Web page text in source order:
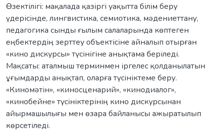
Өзектілігі: мақалада қазіргі уақытта білім беру
үдерісінде, лингвистика, семиотика, мəдениеттану,
педагогика сынды ғылым салаларында көптеген
еңбектердің зерттеу объектісіне айналып отырған
«кино дискурсы» түсінігіне анықтама беріледі.
Мақсаты: аталмыш терминмен іргелес қолданылатын
ұғымдарды анықтап, оларға түсініктеме беру.
«Киномəтін», «киносценарий», «кинодиалог»,
«кинобейне» түсініктерінің кино дискурсынан
айырмашылығы мен өзара байланысы ажыратылып
көрсетіледі.